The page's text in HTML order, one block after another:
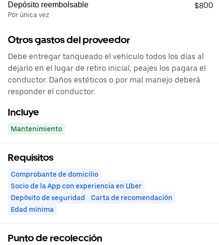
Depósito reembolsable
Por única vez
$800
Otros gastos del proveedor
Debe entregar tanqueado el vehículo todos los días al
dejarlo en el lugar de retiro inicial, peajes los pagara el
conductor. Daños estéticos o por mal manejo deberá
responder el conductor.
Incluye
Mantenimiento
Requisitos
Comprobante de domicilio
Socio de la App con experiencia en Uber
Depósito de seguridad
Carta de recomendación
Edad mínima
Punto de recolección